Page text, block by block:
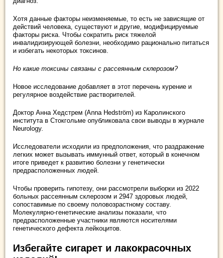
Хотя данные факторы неизменяемые, то есть не зависящие от
действий человека, существуют и другие, модифицируемые
факторы риска. Чтобы сократить риск тяжелой
инвалидизирующей болезни, необходимо рационально питаться
и избегать некоторых токсинов.
Но какие токсины связаны с рассеянным склерозом?
Новое исследование добавляет в этот перечень курение и
регулярное воздействие растворителей.
Доктор Анна Хедстрем (Anna Hedström) из Каролинского
института в Стокгольме опубликовала свои выводы в журнале
Neurology.
Исследователи исходили из предположения, что раздражение
легких может вызывать иммунный ответ, который в конечном
итоге приведет к развитию болезни у генетически
предрасположенных людей.
Чтобы проверить гипотезу, они рассмотрели выборки из 2022
больных рассеянным склерозом и 2947 здоровых людей,
сопоставимые по своему половозрастному составу.
Молекулярно-генетические анализы показали, что
предрасположенные участники являются носителями
генетического дефекта лейкоцитов.
Избегайте сигарет и лакокрасочных